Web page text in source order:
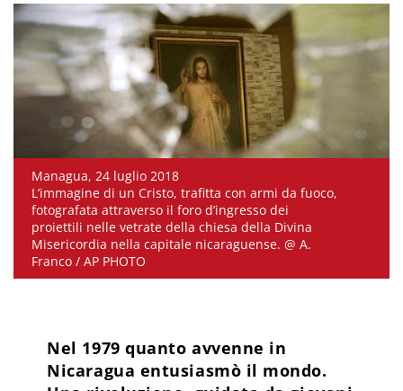
Managua, 24 luglio 2018
L’immagine di un Cristo, trafitta con armi da fuoco,
fotografata attraverso il foro d’ingresso dei
proiettili nelle vetrate della chiesa della Divina
Misericordia nella capitale nicaraguense. @ A.
Franco / AP PHOTO
Nel 1979 quanto avvenne in
Nicaragua entusiasmò il mondo.